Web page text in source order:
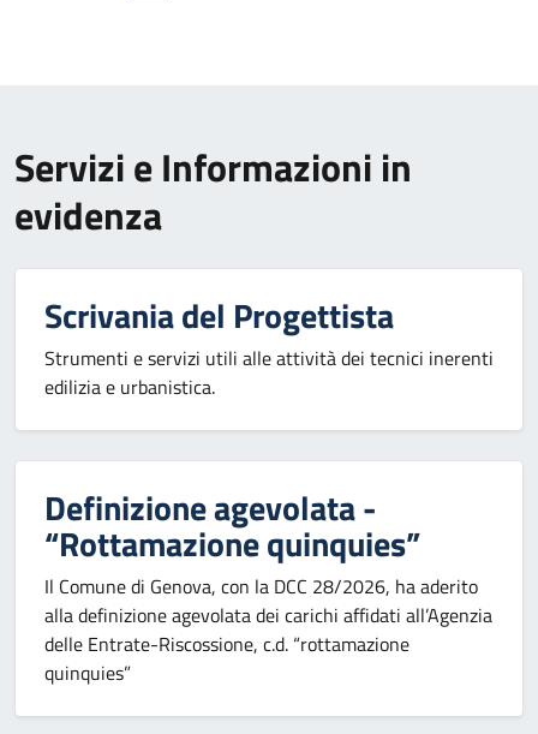
Servizi e Informazioni in
evidenza
Scrivania del Progettista
Strumenti e servizi utili alle attività dei tecnici inerenti
edilizia e urbanistica.
Definizione agevolata -
“Rottamazione quinquies”
Il Comune di Genova, con la DCC 28/2026, ha aderito
alla definizione agevolata dei carichi affidati all’Agenzia
delle Entrate-Riscossione, c.d. “rottamazione
quinquies”